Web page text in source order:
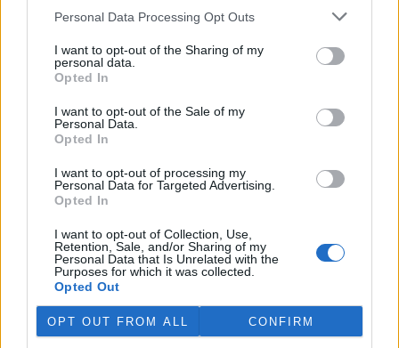
Personal Data Processing Opt Outs
I want to opt-out of the Sharing of my
personal data.
Opted In
I want to opt-out of the Sale of my
Personal Data.
Opted In
I want to opt-out of processing my
Personal Data for Targeted Advertising.
Opted In
I want to opt-out of Collection, Use,
Retention, Sale, and/or Sharing of my
Personal Data that Is Unrelated with the
Purposes for which it was collected.
Opted Out
OPT OUT FROM ALL CONFIRM
Podle něj tak končí dva z pěti ředitelů odborů na ČIŽP.
Veterináři v horku ošetřují více zvířat, ohrožení jsou psi
se zploštělým čumákem
6.8.2026 15:15 (ČTK)
Veterináři v současných
podle nich patří plemena psů s
krátkou lebkou a zploštělým
čumákem, jako jsou například mopsi nebo buldočci, starší jedinci a
vyhledávají veterinární ošetření nejčastěji kvůli přehřátí organismu,
dehydrataci nebo kolapsu. ČTK to sdělila viceprezidentka Komory
veterinárních lékařů ČR Kateřina Valdhans.
Do Prahy dorazili jezdci cyklistické štafety, míří na
konferenci o klimatu